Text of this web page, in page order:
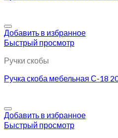
Добавить в избранное
Быстрый просмотр
Ручки скобы
Ручка скоба мебельная С-18
Добавить в избранное
Быстрый просмотр